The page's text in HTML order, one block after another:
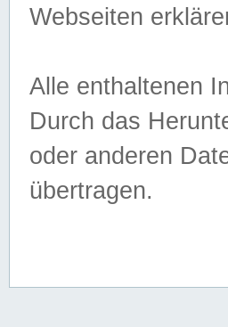
Webseiten
Alle enthaltenen
Durch das
oder anderen
übertragen.